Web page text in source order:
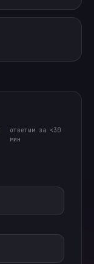
ответим за <30
мин